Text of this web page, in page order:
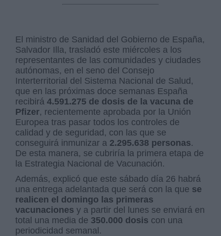
El ministro de Sanidad del Gobierno de España,
Salvador Illa, trasladó este miércoles a los
representantes de las comunidades y ciudades
autónomas, en el seno del Consejo
Interterritorial del Sistema Nacional de Salud,
que en las próximas doce semanas España
recibirá4.591.275 de dosis de la vacuna de
Pfizer, recientemente aprobada por la Unión
Europea tras pasar todos los controles de
calidad y de seguridad, con las que se
conseguirá inmunizar a 2.295.638 personas.
De esta manera, se cubriría la primera etapa de
la Estrategia Nacional de Vacunación.
Además, explicó que este sábado día 26 habrá
una entrega adelantada que será con la que se
realicen el domingo las primeras
vacunaciones y a partir del lunes se enviará en
total una media de 350.000 dosis con una
periodicidad semanal.